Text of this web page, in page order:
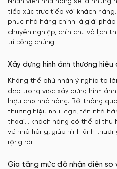
Nhân viên nhà hàng sẽ là những
tiếp xúc trực tiếp với khách
phục nhà hàng chính là giải
chuyên nghiệp, chỉn chu và lịch
trí công chúng.
Xây dựng hình ảnh thương hiệu
Không thể phủ nhận ý nghĩa to
đẹp trong việc xây dựng hình
hiệu cho nhà hàng. Bởi thông
thương hiệu như logo, tên nhà
thoại… khách hàng có thể bị thu
về nhà hàng, giúp hình ảnh
rộng rãi.
Gia tăng mức độ nhận diện so